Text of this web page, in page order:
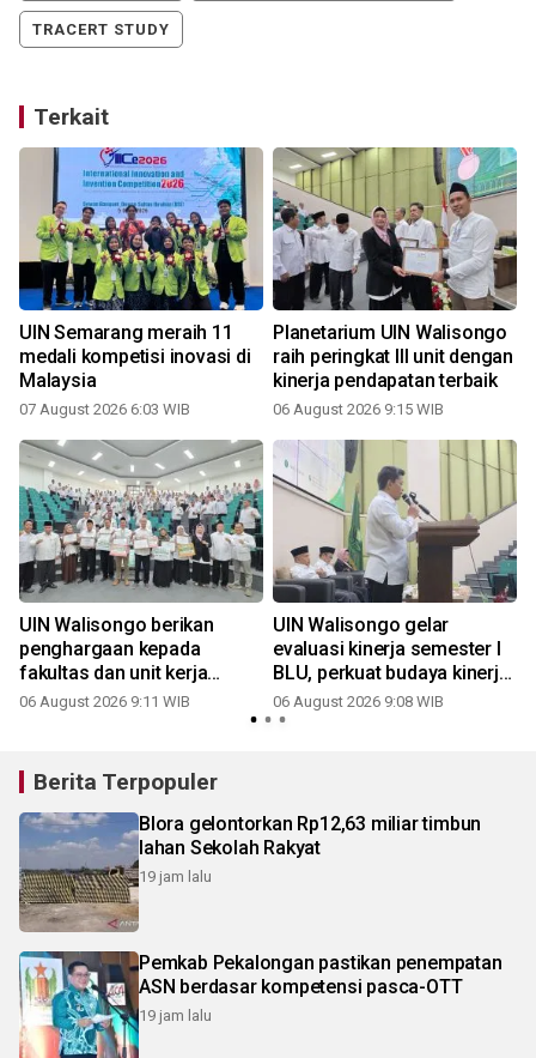
TRACERT STUDY
Terkait
UIN Semarang meraih 11
medali kompetisi inovasi di
Malaysia
07 August 2026 6:03 WIB
Planetarium UIN Walisongo
raih peringkat III unit dengan
kinerja pendapatan terbaik
06 August 2026 9:15 WIB
UIN Walisongo berikan
penghargaan kepada
fakultas dan unit kerja
berprestasi semester I 2026
06 August 2026 9:11 WIB
UIN Walisongo gelar
evaluasi kinerja semester I
BLU, perkuat budaya kinerja
dan tata kelola unggul
06 August 2026 9:08 WIB
Berita Terpopuler
Blora gelontorkan Rp12,63 miliar timbun
lahan Sekolah Rakyat
19 jam lalu
Pemkab Pekalongan pastikan penempatan
ASN berdasar kompetensi pasca-OTT
19 jam lalu